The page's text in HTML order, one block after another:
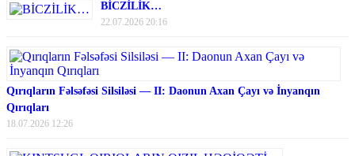
BİCZİLİK…
22.07.2026 20:16
Qırıqların Fəlsəfəsi Silsiləsi — II: Daonun Axan Çayı və İnyanqın
Qırıqları
18.07.2026 12:26